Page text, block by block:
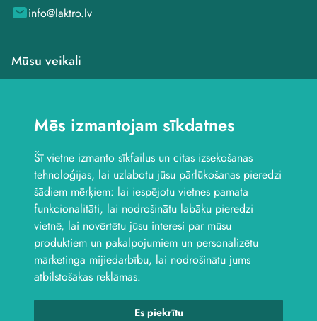
Mēs izmantojam sīkdatnes
Šī vietne izmanto sīkfailus un citas izsekošanas
tehnoloģijas, lai uzlabotu jūsu pārlūkošanas pieredzi
šādiem mērķiem: lai iespējotu vietnes pamata
funkcionalitāti, lai nodrošinātu labāku pieredzi
vietnē, lai novērtētu jūsu interesi par mūsu
produktiem un pakalpojumiem un personalizētu
mārketinga mijiedarbību, lai nodrošinātu jums
atbilstošākas reklāmas.
Es piekrītu
info@laktro.lv
Mūsu veikali
Veikals Saldū, Kuldīgas
Veikals Jelgavā, Aviācijas
iela 8B
Seko mums